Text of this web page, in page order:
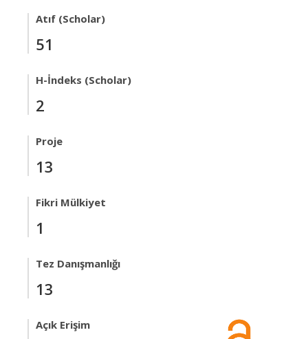
Atıf (Scholar)
51
H-İndeks (Scholar)
2
Proje
13
Fikri Mülkiyet
1
Tez Danışmanlığı
13
Açık Erişim